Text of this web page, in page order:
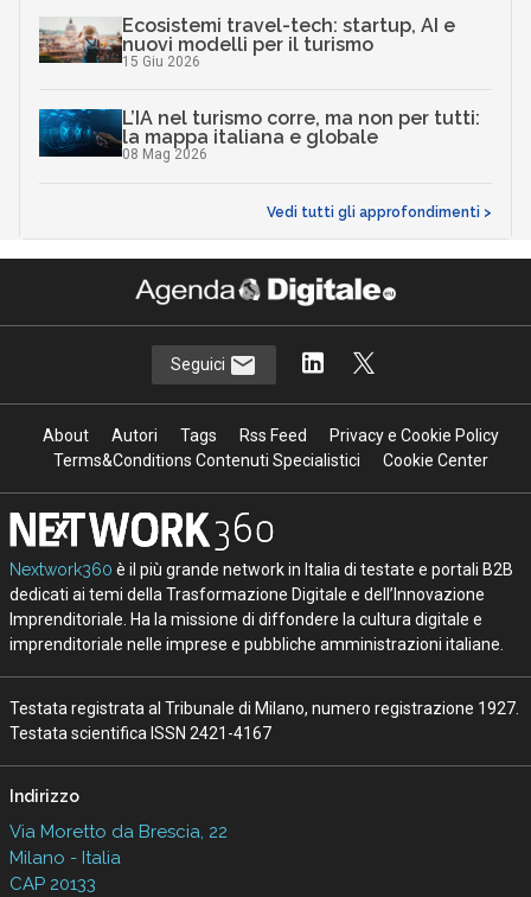
Ecosistemi travel-tech: startup, AI e
nuovi modelli per il turismo
15 Giu 2026
L’IA nel turismo corre, ma non per tutti:
la mappa italiana e globale
08 Mag 2026
Vedi tutti gli approfondimenti >
Seguici
About Autori Tags Rss Feed
Privacy e Cookie Policy
Terms&Conditions Contenuti Specialistici
Cookie Center
Nextwork360 è il più grande network in Italia di testate e portali B2B
dedicati ai temi della Trasformazione Digitale e dell’Innovazione
Imprenditoriale. Ha la missione di diffondere la cultura digitale e
imprenditoriale nelle imprese e pubbliche amministrazioni italiane.
Testata registrata al Tribunale di Milano, numero registrazione 1927.
Testata scientifica ISSN 2421-4167
Indirizzo
Via Moretto da Brescia, 22
Milano - Italia
CAP 20133